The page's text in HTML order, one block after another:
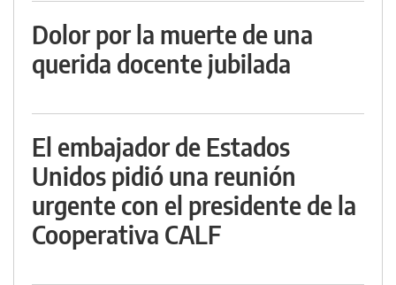
Dolor por la muerte de una
querida docente jubilada
El embajador de Estados
Unidos pidió una reunión
urgente con el presidente de la
Cooperativa CALF